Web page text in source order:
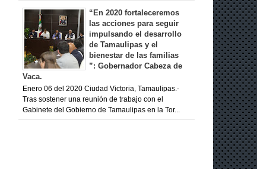
“En 2020 fortaleceremos
las acciones para seguir
impulsando el desarrollo
de Tamaulipas y el
bienestar de las familias
”: Gobernador Cabeza de
Vaca.
Enero 06 del 2020 Ciudad Victoria, Tamaulipas.-
Tras sostener una reunión de trabajo con el
Gabinete del Gobierno de Tamaulipas en la Tor...